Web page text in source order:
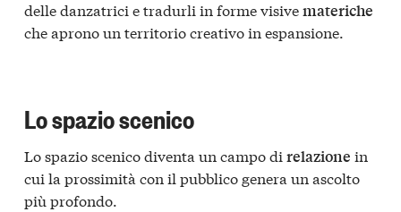
delle danzatrici e tradurli in forme visivemateriche
che aprono un territorio creativo in espansione.
Lo spazio scenico
Lo spazio scenico diventa un campo di relazione in
cui la prossimità con il pubblico genera un ascolto
più profondo.